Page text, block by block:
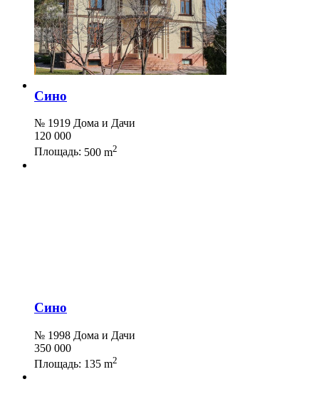
Сино
№ 1919 Дома и Дачи
120 000
Площадь: 500 m2
Сино
№ 1998 Дома и Дачи
350 000
Площадь: 135 m2